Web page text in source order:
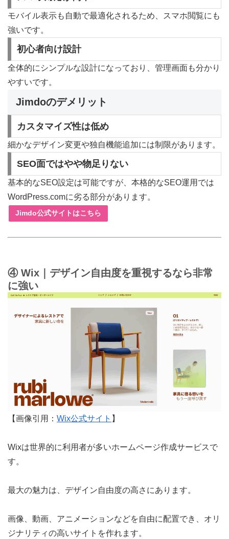
モバイル表示も自動で最適化されるため、スマホ閲覧にも
強いです。
初心者向け設計
全体的にシンプルな設計になっており、管理画面も分かり
やすいです。
Jimdoのデメリット
カスタマイズ性は低め
細かなデザイン変更や独自機能追加には制限があります。
SEO面ではやや物足りない
基本的なSEO設定は可能ですが、本格的なSEO運用では
WordPress.comに劣る部分があります。
Jimdo公式サイトはこちら
④ Wix｜デザイン自由度を重視するなら非常
に強い
【画像引用： Wix公式サイト 】
Wixは世界的に利用者が多いホームページ作成サービスで
す。
最大の魅力は、デザイン自由度の高さにあります。
画像、動画、アニメーションなどを自由に配置でき、オリ
ジナリティの高いサイトを作れます。